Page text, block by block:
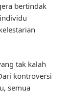
bertindak
tak kalah
kontroversi
semua